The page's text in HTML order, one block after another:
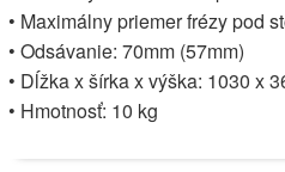
• Maximálny priemer frézy pod
• Odsávanie: 70mm (57mm)
• Dĺžka x šírka x výška: 1030 x
• Hmotnosť: 10 kg